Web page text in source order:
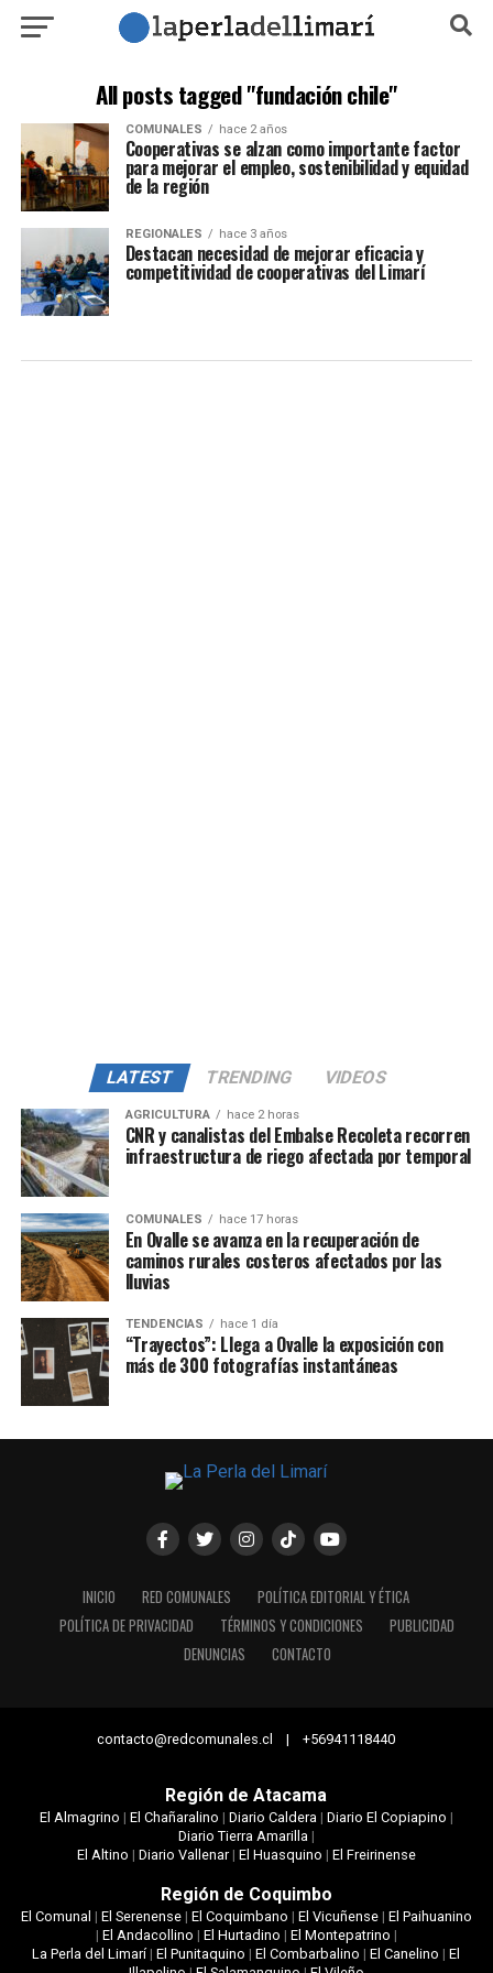
All posts tagged "fundación chile"
COMUNALES hace 2 años
Cooperativas se alzan como importante factor
para mejorar el empleo, sostenibilidad y equidad
de la región
REGIONALES hace 3 años
Destacan necesidad de mejorar eficacia y
competitividad de cooperativas del Limarí
LATEST TRENDING VIDEOS
AGRICULTURA hace 2 horas
CNR y canalistas del Embalse Recoleta recorren
infraestructura de riego afectada por temporal
COMUNALES hace 17 horas
En Ovalle se avanza en la recuperación de
caminos rurales costeros afectados por las
lluvias
TENDENCIAS hace 1 día
“Trayectos”: Llega a Ovalle la exposición con
más de 300 fotografías instantáneas
INICIO RED COMUNALES
POLÍTICA EDITORIAL Y ÉTICA
POLÍTICA DE PRIVACIDAD
TÉRMINOS Y CONDICIONES
PUBLICIDAD
DENUNCIAS
CONTACTO
contacto@redcomunales.cl | +56941118440
Región de Atacama
El Almagrino | El Chañaralino | Diario Caldera| Diario El Copiapino |
Diario Tierra Amarilla|
El Altino | Diario Vallenar| El Huasquino | El Freirinense
Región de Coquimbo
El Comunal | El Serenense| El Coquimbano | El Vicuñense| El Paihuanino
| El Andacollino | El Hurtadino | El Montepatrino |
La Perla del Limarí|El Punitaquino |El Combarbalino |El Canelino |El